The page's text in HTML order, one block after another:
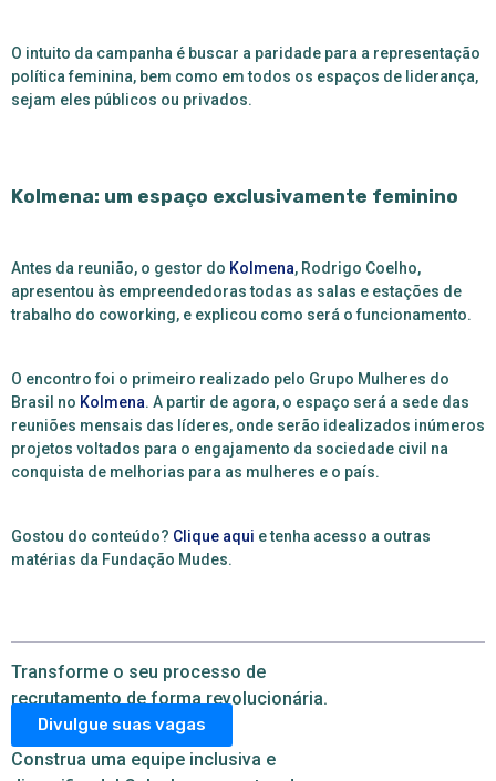
O intuito da campanha é buscar a paridade para a representação
política feminina, bem como em todos os espaços de liderança,
sejam eles públicos ou privados.
Kolmena: um espaço exclusivamente feminino
Antes da reunião, o gestor do Kolmena, Rodrigo Coelho,
apresentou às empreendedoras todas as salas e estações de
trabalho do coworking, e explicou como será o funcionamento.
O encontro foi o primeiro realizado pelo Grupo Mulheres do
Brasil no Kolmena. A partir de agora, o espaço será a sede das
reuniões mensais das líderes, onde serão idealizados inúmeros
projetos voltados para o engajamento da sociedade civil na
conquista de melhorias para as mulheres e o país.
Gostou do conteúdo? Clique aqui e tenha acesso a outras
matérias da Fundação Mudes.
Transforme o seu processo de
recrutamento de forma revolucionária.
Divulgue suas vagas
Construa uma equipe inclusiva e